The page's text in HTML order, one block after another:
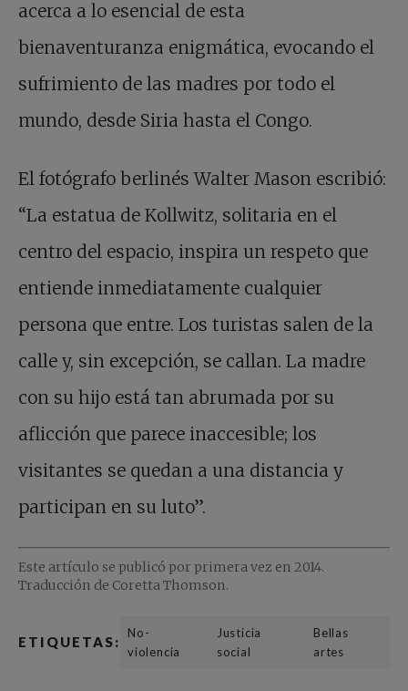
acerca a lo esencial de esta
bienaventuranza enigmática, evocando el
sufrimiento de las madres por todo el
mundo, desde Siria hasta el Congo.
El fotógrafo berlinés Walter Mason escribió:
“La estatua de Kollwitz, solitaria en el
centro del espacio, inspira un respeto que
entiende inmediatamente cualquier
persona que entre. Los turistas salen de la
calle y, sin excepción, se callan. La madre
con su hijo está tan abrumada por su
aflicción que parece inaccesible; los
visitantes se quedan a una distancia y
participan en su luto”.
Este artículo se publicó por primera vez en 2014.
Traducción de Coretta Thomson.
ETIQUETAS:
No-
violencia
Justicia
social
Bellas
artes